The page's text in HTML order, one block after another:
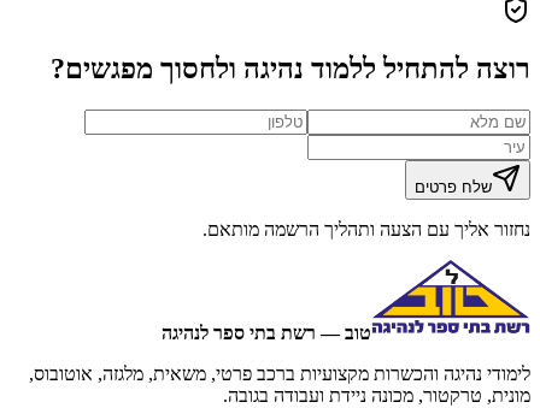
רוצה להתחיל ללמוד נהיגה ולחסוך מפגשים?
שלח פרטים
נחזור אליך עם הצעה ותהליך הרשמה מותאם.
טוב — רשת בתי ספר לנהיגה
לימודי נהיגה והכשרות מקצועיות ברכב פרטי, משאית, מלגזה, אוטובוס,
מונית, טרקטור, מכונה ניידת ועבודה בגובה.